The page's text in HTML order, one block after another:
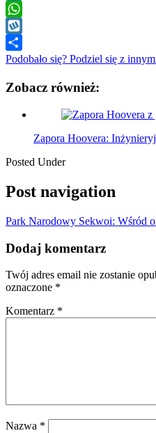
LinkedIn
WhatsApp
Wykop
Podobało się? Podziel się z
Zobacz również:
Zapora Hoovera:
Posted Under
Post navigation
Park Narodowy Sekwoi: Wśród
Dodaj komentarz
Twój adres email nie zostanie
oznaczone *
Komentarz *
Nazwa *